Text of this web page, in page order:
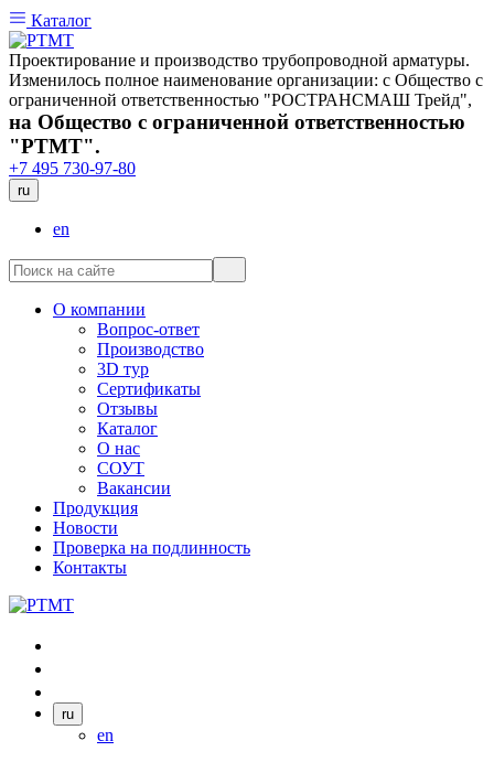
Каталог
Проектирование и производство трубопроводной арматуры.
Изменилось полное наименование организации: с Общество с
ограниченной ответственностью "РОСТРАНСМАШ Трейд",
на Общество с ограниченной ответственностью
"РТМТ".
+7 495 730-97-80
ru
en
О компании
Вопрос-ответ
Производство
3D тур
Сертификаты
Отзывы
Каталог
О нас
СОУТ
Вакансии
Продукция
Новости
Проверка на подлинность
Контакты
ru
en